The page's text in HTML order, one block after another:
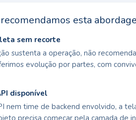
esta
sem recorte
sustenta a operação, não
evolução por partes, com
disponível
nem time de backend envolvido, a
precisa começar pela camada de